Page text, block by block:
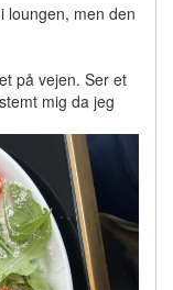
loungen, men den
på vejen. Ser et
mig da jeg